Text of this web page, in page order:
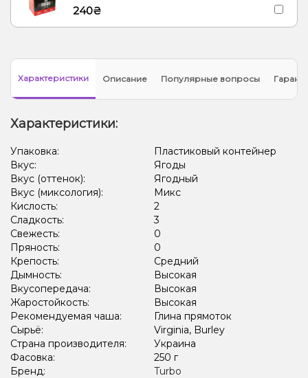
240₴
Характеристики Описание Популярные вопросы
Характеристики:
Упаковка:
Пластиковый контейнер
Вкус:
Ягоды
Вкус (оттенок):
Ягодный
Вкус (миксология):
Микс
Кислость:
2
Сладкость:
3
Свежесть:
0
Пряность:
0
Крепость:
Средний
Дымность:
Высокая
Вкусопередача:
Высокая
Жаростойкость:
Высокая
Рекомендуемая чаша:
Глина прямоток
Сырьё:
Virginia, Burley
Страна производителя:
Украина
Фасовка:
250 г
Бренд:
Turbo